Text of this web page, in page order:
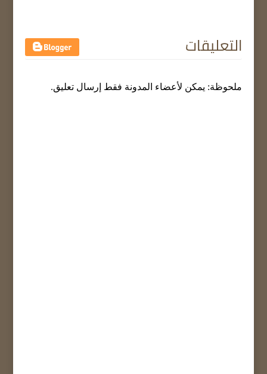
التعليقات
ملحوظة: يمكن لأعضاء المدونة فقط إرسال تعليق.